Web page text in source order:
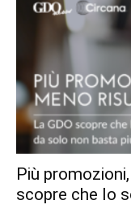
Più
scopre che lo